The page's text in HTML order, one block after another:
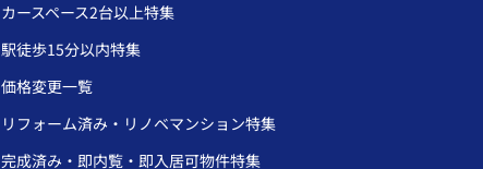
カースペース2台以上特集
駅徒歩15分以内特集
価格変更一覧
リフォーム済み・リノベマンション特集
完成済み・即内覧・即入居可物件特集